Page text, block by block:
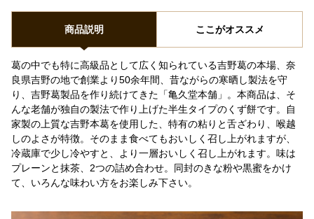
商品説明 ここがオススメ
葛の中でも特に高級品として広く知られている吉野葛の本場、奈
良県吉野の地で創業より50余年間、昔ながらの寒晒し製法を守
り、吉野葛製品を作り続けてきた「亀久堂本舗」。本商品は、そ
んな老舗が独自の製法で作り上げた半生タイプのくず餅です。自
家製の上質な吉野本葛を使用した、特有の粘りと舌ざわり、喉越
しのよさが特徴。そのまま食べてもおいしく召し上がれますが、
冷蔵庫で少し冷やすと、より一層おいしく召し上がれます。味は
プレーンと抹茶、2つの詰め合わせ。同封のきな粉や黒蜜をかけ
て、いろんな味わい方をお楽しみ下さい。